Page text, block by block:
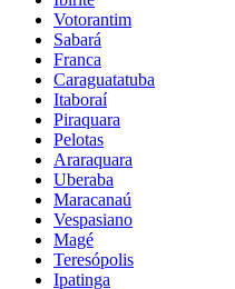
Votorantim
Sabará
Franca
Caraguatatuba
Itaboraí
Piraquara
Pelotas
Araraquara
Uberaba
Maracanaú
Vespasiano
Magé
Teresópolis
Ipatinga